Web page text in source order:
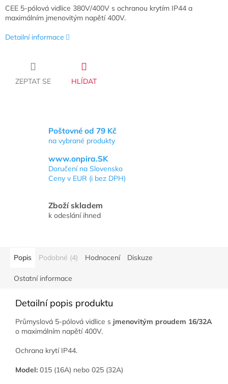
CEE 5-pólová vidlice 380V/400V s ochranou krytím IP44 a
maximálním jmenovitým napětí 400V.
Detailní informace
ZEPTAT SE HLÍDAT
Poštovné od 79 Kč
na vybrané produkty
www.onpira.SK
Doručení na Slovensko
Ceny v EUR (i bez DPH)
Zboží skladem
k odeslání ihned
Popis Podobné (4) Hodnocení Diskuze
Ostatní informace
Detailní popis produktu
Průmyslová 5-pólová vidlice s jmenovitým proudem 16/32A
o maximálním napětí 400V.
Ochrana krytí IP44.
Model: 015 (16A) nebo 025 (32A)